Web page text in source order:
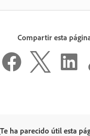
Compartir esta
ha parecido útil esta